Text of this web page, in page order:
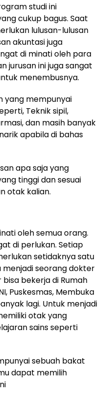
studi ini
cukup bagus. Saat
lulusan-lulusan
akuntasi juga
di minati oleh para
jurusan ini juga sangat
menembusnya.
yang mempunyai
Teknik sipil,
dan masih banyak
apabila di bahas
apa saja yang
tinggi dan sesuai
otak kalian.
oleh semua orang.
di perlukan. Setiap
setidaknya satu
seorang dokter
bekerja di Rumah
Puskesmas, Membuka
lagi. Untuk menjadi
otak yang
sains seperti
sebuah bakat
dapat memilih